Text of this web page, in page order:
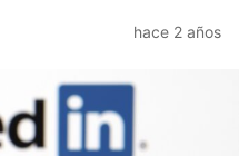
hace 2 años